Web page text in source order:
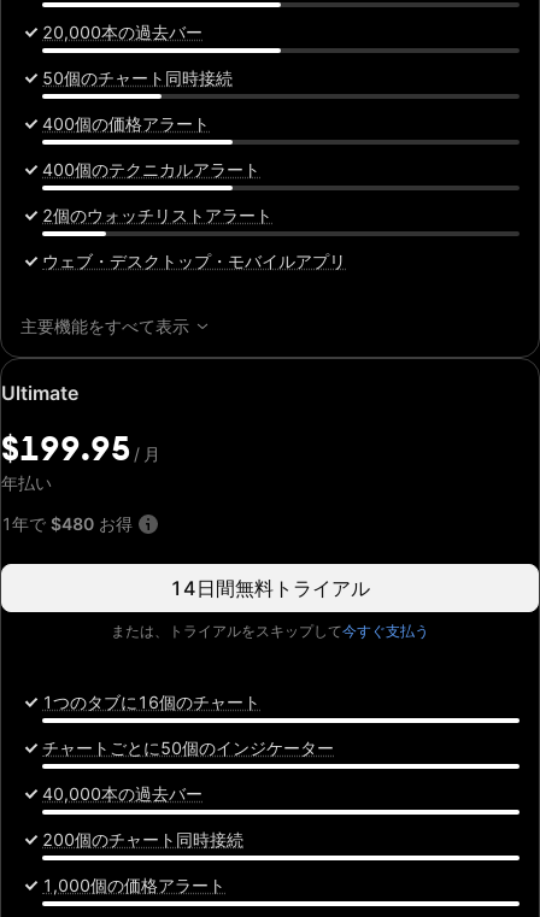
20,000本の過去バー
50個のチャート同時接続
400個の価格アラート
400個のテクニカルアラート
2個のウォッチリストアラート
ウェブ・デスクトップ・モバイルアプリ
主要機能をすべて表示
Ultimate
特
価
格:
$199.95
月
$199.95 / 月
年払い
1年で $480 お得
14日間無料トライアル
または、トライアルをスキップして今すぐ支払う
1つのタブに16個のチャート
チャートごとに50個のインジケーター
40,000本の過去バー
200個のチャート同時接続
1,000個の価格アラート